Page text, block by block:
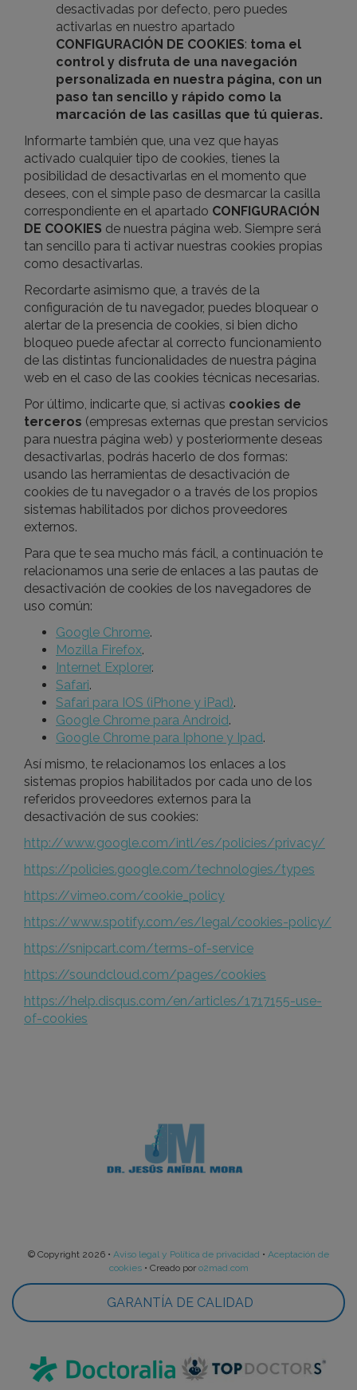
desactivadas por defecto, pero puedes
activarlas en nuestro apartado
CONFIGURACIÓN DE COOKIES: toma el
control y disfruta de una navegación
personalizada en nuestra página, con un
paso tan sencillo y rápido como la
marcación de las casillas que tú quieras.
Informarte también que, una vez que hayas
activado cualquier tipo de cookies, tienes la
posibilidad de desactivarlas en el momento que
desees, con el simple paso de desmarcar la casilla
correspondiente en el apartado CONFIGURACIÓN
DE COOKIES de nuestra página web. Siempre será
tan sencillo para ti activar nuestras cookies propias
como desactivarlas.
Recordarte asimismo que, a través de la
configuración de tu navegador, puedes bloquear o
alertar de la presencia de cookies, si bien dicho
bloqueo puede afectar al correcto funcionamiento
de las distintas funcionalidades de nuestra página
web en el caso de las cookies técnicas necesarias.
Por último, indicarte que, si activas cookies de
terceros (empresas externas que prestan servicios
para nuestra página web) y posteriormente deseas
desactivarlas, podrás hacerlo de dos formas:
usando las herramientas de desactivación de
cookies de tu navegador o a través de los propios
sistemas habilitados por dichos proveedores
externos.
Para que te sea mucho más fácil, a continuación te
relacionamos una serie de enlaces a las pautas de
desactivación de cookies de los navegadores de
uso común:
Google Chrome.
Mozilla Firefox.
Internet Explorer.
Safari.
Safari para IOS (iPhone y iPad).
Google Chrome para Android.
Google Chrome para Iphone y Ipad.
Así mismo, te relacionamos los enlaces a los
sistemas propios habilitados por cada uno de los
referidos proveedores externos para la
desactivación de sus cookies:
http://www.google.com/intl/es/policies/privacy/
https://policies.google.com/technologies/types
https://vimeo.com/cookie_policy
https://www.spotify.com/es/legal/cookies-policy/
https://snipcart.com/terms-of-service
https://soundcloud.com/pages/cookies
https://help.disqus.com/en/articles/1717155-use-
of-cookies
© Copyright 2026 • Aviso legal y Política de privacidad • Aceptación de
cookies • Creado por o2mad.com
GARANTÍA DE CALIDAD